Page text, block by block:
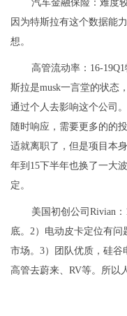
汽车金融保险：难度
因为特斯拉有这个数据能
想。
高管流动率：16-
斯拉是musk一言堂的状态
通过个人去影响这个公司
随时响应，需要更多的的
适就离职了，但是项目本
年到15下半年也换了一大
定。
美国初创公司Rivian
底。2）电动皮卡定位有
市场。3）团队优质，硅
高管去蔚来、RV等。所以